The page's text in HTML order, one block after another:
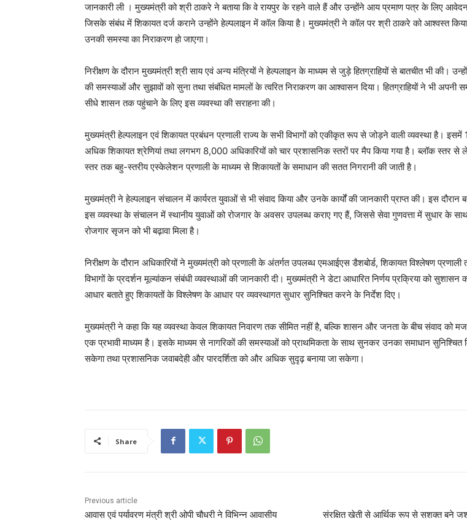
जानकारी ली । मुख्यमंत्री को श्री ठाकरे ने बताया कि वे रायपुर के रहने वाले हैं और उन्होंने आय प्रमाण पत्र के लिए
जिसके संबंध में शिकायत दर्ज कराने उन्होंने हेल्पलाइन में कॉल किया है। मुख्यमंत्री ने कॉल पर श्री ठाकरे को आश्वस्त
उनकी समस्या का निराकरण हो जाएगा।
निरीक्षण के दौरान मुख्यमंत्री श्री साय एवं अन्य मंत्रियों ने हेल्पलाइन के माध्यम से जुड़े हितग्राहियों से बातचीत भी की।
की समस्याओं और सुझावों को सुना तथा संबंधित मामलों के त्वरित निराकरण का आश्वासन दिया। हितग्राहियों ने भी अपनी
सीधे शासन तक पहुंचाने के लिए इस व्यवस्था की सराहना की।
मुख्यमंत्री हेल्पलाइन एवं शिकायत प्रबंधन प्रणाली राज्य के सभी विभागों को एकीकृत रूप से जोड़ने वाली व्यवस्था है।
अधिक शिकायत श्रेणियां तथा लगभग 8,000 अधिकारियों को चार प्रशासनिक स्तरों पर मैप किया गया है। ब्लॉक स्तर से
स्तर तक बहु-स्तरीय एस्केलेशन प्रणाली के माध्यम से शिकायतों के समाधान की सतत निगरानी की जाती है।
मुख्यमंत्री ने हेल्पलाइन संचालन में कार्यरत युवाओं से भी संवाद किया और उनके कार्यों की जानकारी प्राप्त की। इस दौरान
इस व्यवस्था के संचालन में स्थानीय युवाओं को रोजगार के अवसर उपलब्ध कराए गए हैं, जिससे सेवा गुणवत्ता में सुधार के
रोजगार सृजन को भी बढ़ावा मिला है।
निरीक्षण के दौरान अधिकारियों ने मुख्यमंत्री को प्रणाली के अंतर्गत उपलब्ध एमआईएस डैशबोर्ड, शिकायत विश्लेषण प्रणाली
विभागों के प्रदर्शन मूल्यांकन संबंधी व्यवस्थाओं की जानकारी दी। मुख्यमंत्री ने डेटा आधारित निर्णय प्रक्रिया को सुशासन
आधार बताते हुए शिकायतों के विश्लेषण के आधार पर व्यवस्थागत सुधार सुनिश्चित करने के निर्देश दिए।
मुख्यमंत्री ने कहा कि यह व्यवस्था केवल शिकायत निवारण तक सीमित नहीं है, बल्कि शासन और जनता के बीच संवाद को
एक प्रभावी माध्यम है। इसके माध्यम से नागरिकों की समस्याओं को प्राथमिकता के साथ सुनकर उनका समाधान सुनिश्चित
सकेगा तथा प्रशासनिक जवाबदेही और पारदर्शिता को और अधिक सुदृढ़ बनाया जा सकेगा।
Share
Previous article
आवास एवं पर्यावरण मंत्री श्री ओपी चौधरी ने विभिन्न आवासीय
संरक्षित खेती से आर्थिक रूप से सशक्त बने